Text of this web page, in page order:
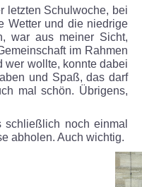
letzten Schulwoche, bei
Wetter und die niedrige
war aus meiner Sicht,
im Rahmen
wer wollte, konnte dabei
und Spaß, das darf
mal schön. Übrigens,
noch einmal
abholen. Auch wichtig.